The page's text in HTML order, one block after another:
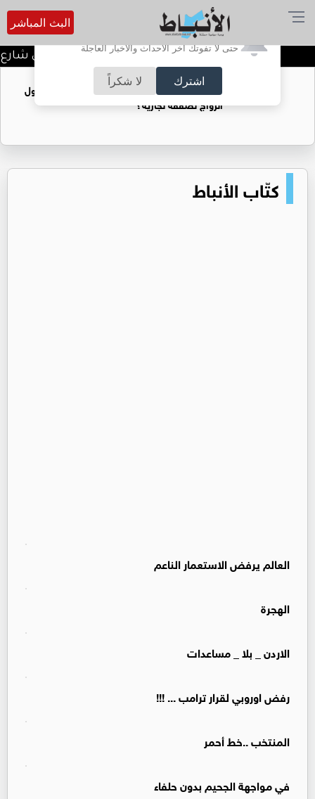
أترغب في تفعيل الإشعارات؟
حتى لا تفوتك آخر الأحداث والأخبار العاجلة
اشترك لا شكراً
البث المباشر
توقيف شبكات دعارة في شارع
فتيات يستغللنه لتحقيق مكاسب مادية.. هل تحول
الزواج لصفقة تجارية؟
كتّاب الأنباط
العالم يرفض الاستعمار الناعم
الهجرة
الاردن _ بلا _ مساعدات
رفض اوروبي لقرار ترامب ... !!!
المنتخب ..خط أحمر
في مواجهة الجحيم بدون حلفاء